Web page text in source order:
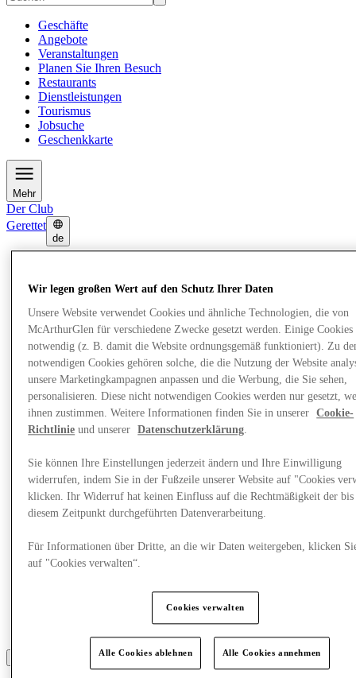
Geschäfte
Angebote
Veranstaltungen
Planen Sie Ihren Besuch
Restaurants
Dienstleistungen
Tourismus
Jobsuche
Geschenkkarte
Mehr
Der Club
Gerettet
de
Veranstaltungen
Planen Sie Ihren Besuch
Restaurants
Dienstleistungen
Tourismus
Jobsuche
Geschenkkarte
Wir legen großen Wert auf den Schutz Ihrer Daten
Unsere Website verwendet Cookies und ähnliche Technologien, die von
McArthurGlen für verschiedene Zwecke gesetzt werden. Einige Cookies
notwendig (z. B. damit die Website ordnungsgemäß funktioniert). Zu
notwendigen Cookies gehören solche, die die Nutzung der Website
unsere Marketingkampagnen anpassen und die Werbung, die Sie sehen,
personalisieren. Diese nicht notwendigen Cookies werden nur gesetzt,
ihnen zustimmen. Weitere Informationen finden Sie in unserer
Cookie-
Richtlinie und unserer Datenschutzerklärung.
Sie können Ihre Einstellungen jederzeit ändern und Ihre Einwilligung
widerrufen, indem Sie in der Fußzeile unserer Website auf "Cookies
klicken. Ihr Widerruf hat keinen Einfluss auf die Rechtmäßigkeit der bis
diesem Zeitpunkt durchgeführten Datenverarbeitung.
Für Informationen über Dritte, an die wir Daten weitergeben, klicken
auf "Cookies verwalten“.
Cookies verwalten
Alle Cookies ablehnen Alle Cookies annehmen